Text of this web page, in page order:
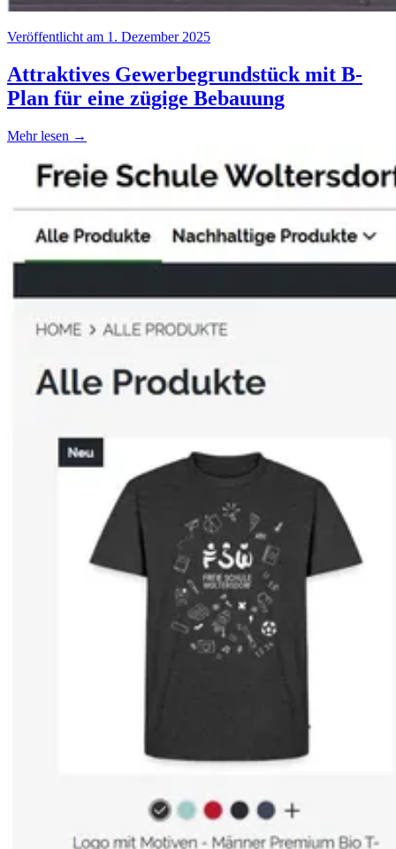
Veröffentlicht am 1. Dezember 2025
Attraktives Gewerbegrundstück mit B-
Plan für eine zügige Bebauung
Mehr lesen →